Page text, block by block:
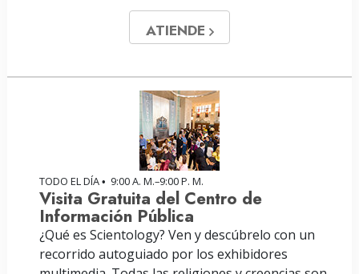
ATIENDE
TODO EL DÍA • 9:00 A. M.–9:00 P. M.
Visita Gratuita del Centro de
Información Pública
¿Qué es Scientology? Ven y descúbrelo con un
recorrido autoguiado por los exhibidores